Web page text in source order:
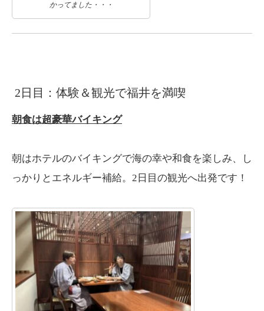
かってました・・・
2日目：体験＆観光で福井を満喫
朝食は超豪華バイキング
朝はホテルのバイキングで海の幸や和食を楽しみ、し
っかりとエネルギー補給。2日目の観光へ出発です！